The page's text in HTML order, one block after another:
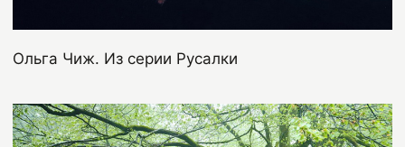
Ольга Чиж. Из серии Русалки